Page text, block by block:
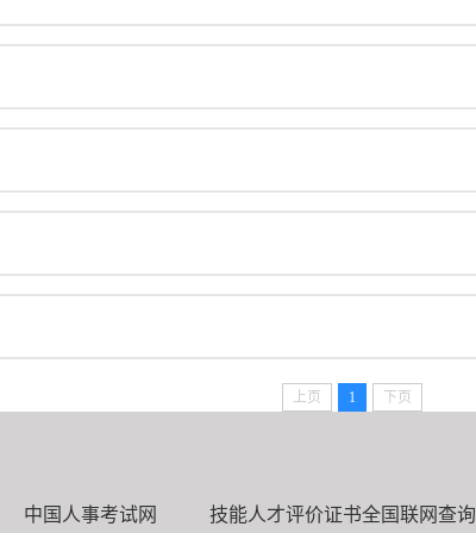
上页 1 下页
中国人事考试网 技能人才评价证书全国联网查询